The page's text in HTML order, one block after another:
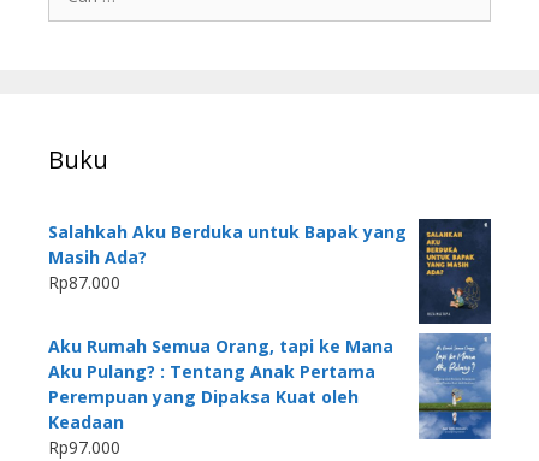
Buku
Salahkah Aku Berduka untuk Bapak yang
Masih Ada?
Rp87.000
Aku Rumah Semua Orang, tapi ke Mana
Aku Pulang? : Tentang Anak Pertama
Perempuan yang Dipaksa Kuat oleh
Keadaan
Rp97.000